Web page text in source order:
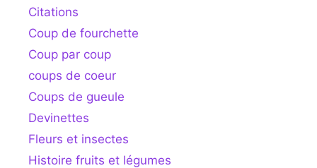
Citations
Coup de fourchette
Coup par coup
coups de coeur
Coups de gueule
Devinettes
Fleurs et insectes
Histoire fruits et légumes